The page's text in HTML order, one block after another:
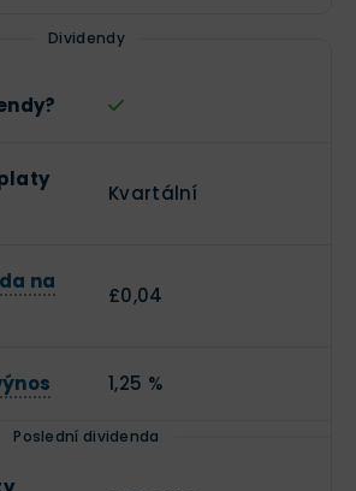
Dividendy
Kvartální
na
£0,04
1,25 %
Poslední dividenda